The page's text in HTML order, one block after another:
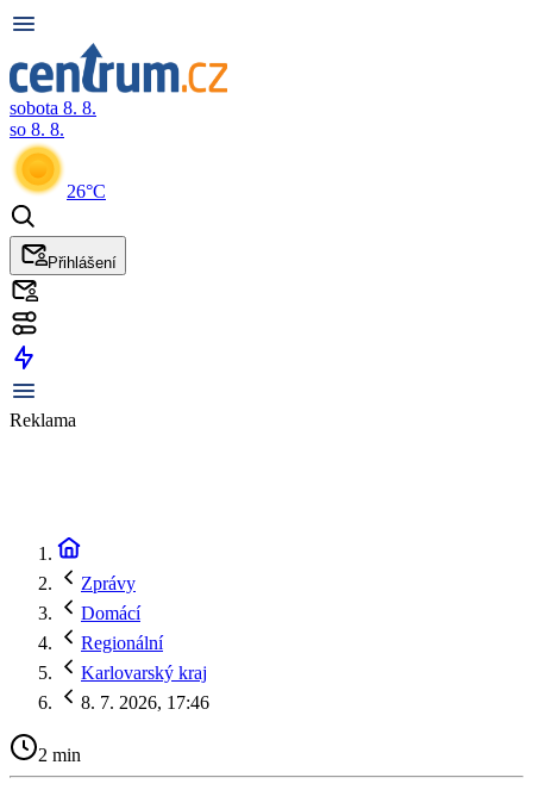
sobota 8. 8.
so 8. 8.
26°C
Přihlášení
Reklama
Zprávy
Domácí
Regionální
Karlovarský kraj
8. 7. 2026, 17:46
2 min